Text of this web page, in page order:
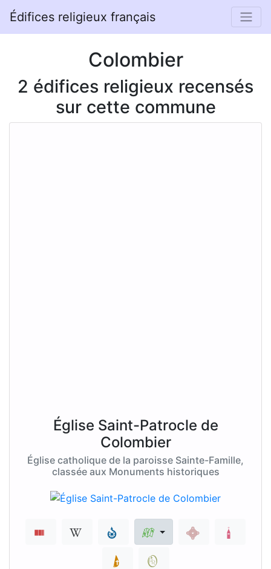
Édifices religieux français
Colombier
2 édifices religieux recensés
sur cette commune
Église Saint-Patrocle de
Colombier
Église catholique de la paroisse Sainte-Famille,
classée aux Monuments historiques